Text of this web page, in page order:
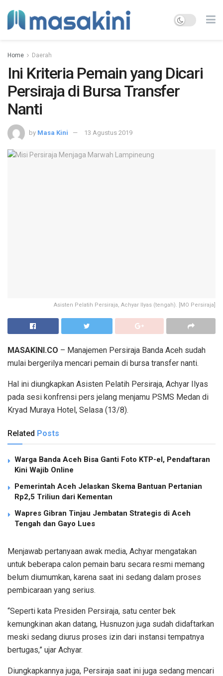
Home Daerah
Ini Kriteria Pemain yang Dicari
Persiraja di Bursa Transfer
Nanti
by Masa Kini 13 Agustus 2019
Asisten Pelatih Persiraja, Achyar Ilyas (tengah). [MO Persiraja]
MASAKINI.CO – Manajemen Persiraja Banda Aceh sudah
mulai bergerilya mencari pemain di bursa transfer nanti.
Hal ini diungkapkan Asisten Pelatih Persiraja, Achyar Ilyas
pada sesi konfrensi pers jelang menjamu PSMS Medan di
Kryad Muraya Hotel, Selasa (13/8).
Related Posts
Warga Banda Aceh Bisa Ganti Foto KTP-el, Pendaftaran
Kini Wajib Online
Pemerintah Aceh Jelaskan Skema Bantuan Pertanian
Rp2,5 Triliun dari Kementan
Wapres Gibran Tinjau Jembatan Strategis di Aceh
Tengah dan Gayo Lues
Menjawab pertanyaan awak media, Achyar mengatakan
untuk beberapa calon pemain baru secara resmi memang
belum diumumkan, karena saat ini sedang dalam proses
pembicaraan yang serius.
“Seperti kata Presiden Persiraja, satu center bek
kemungkinan akan datang, Husnuzon juga sudah didaftarkan
meski sedang diurus proses izin dari instansi tempatnya
bertugas,” ujar Achyar.
Diungkapkannya juga, Persiraja saat ini juga sedang mencari